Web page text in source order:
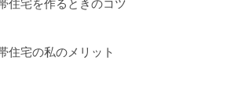
住宅を作るときのコツ
住宅の私のメリット